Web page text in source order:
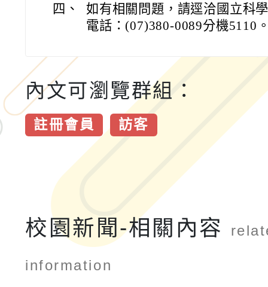
四、
如有相關問題，請逕洽國立科
電話：(07)380-0089分機5110
內文可瀏覽群組：
註冊會員 訪客
校園新聞-相關內容
information